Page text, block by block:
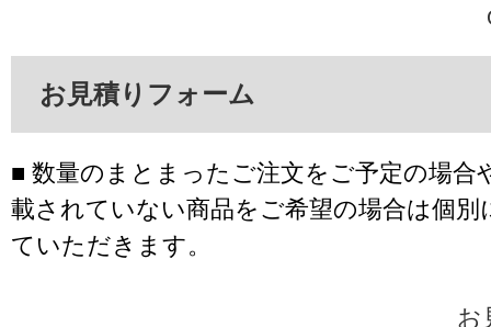
お見積りフォーム
■ 数量のまとまったご注文をご予定の場合
載されていない商品をご希望の場合は個別
ていただきます。
お